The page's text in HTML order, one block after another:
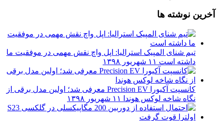
آخرین نوشته ها
تیم شنای المپیک استرالیا: اپل واچ نقش مهمی در موفقیت ما
داشته است ۱۱ شهریور ۱۳۹۸
کانسپت آکیورا Precision EV معرفی شد؛ اولین مدل برقی از
نگاه شاخه لوکس هوندا
۱۱ شهریور ۱۳۹۸